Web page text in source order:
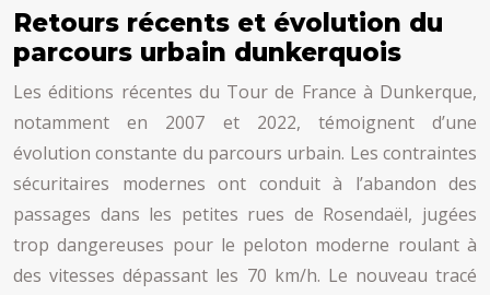
Retours récents et évolution du
parcours urbain dunkerquois
Les éditions récentes du Tour de France à Dunkerque,
notamment en 2007 et 2022, témoignent d’une
évolution constante du parcours urbain. Les contraintes
sécuritaires modernes ont conduit à l’abandon des
passages dans les petites rues de Rosendaël, jugées
trop dangereuses pour le peloton moderne roulant à
des vitesses dépassant les 70 km/h. Le nouveau tracé